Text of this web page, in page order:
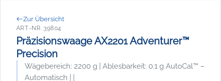
Zur Übersicht
ART.-NR. 39804
Präzisionswaage AX2201 Adventurer™
Precision
Wägebereich: 2200 g | Ablesbarkeit: 0.1 g AutoCal™ –
Automatisch | |